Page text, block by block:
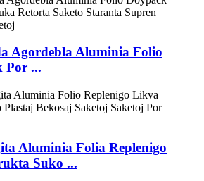
Agordebla Aluminia Folio
Por ...
Aluminia Folia Replenigo
Suko ...